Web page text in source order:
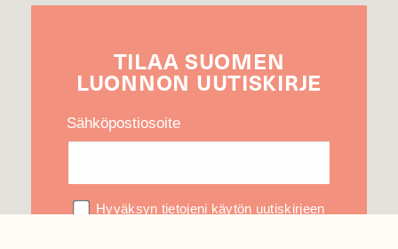
TILAA SUOMEN
LUONNON UUTIS­KIRJE
Sähköpostiosoite
Hyväksyn tietojeni käytön uutiskirjeen